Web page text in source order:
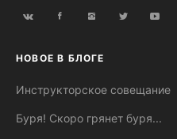
НОВОЕ В БЛОГЕ
Инструкторское совещание
Буря! Скоро грянет буря...